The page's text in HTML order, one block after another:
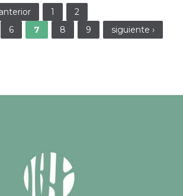
anterior 1
2
6 7 8 9
siguiente ›